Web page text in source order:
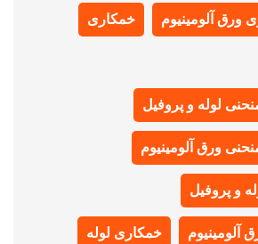
ورق آلومینیوم خمکاری
لوله و پروفیل
ورق آلومینیوم
و پروفیل
آلومینیوم خمکاری لوله